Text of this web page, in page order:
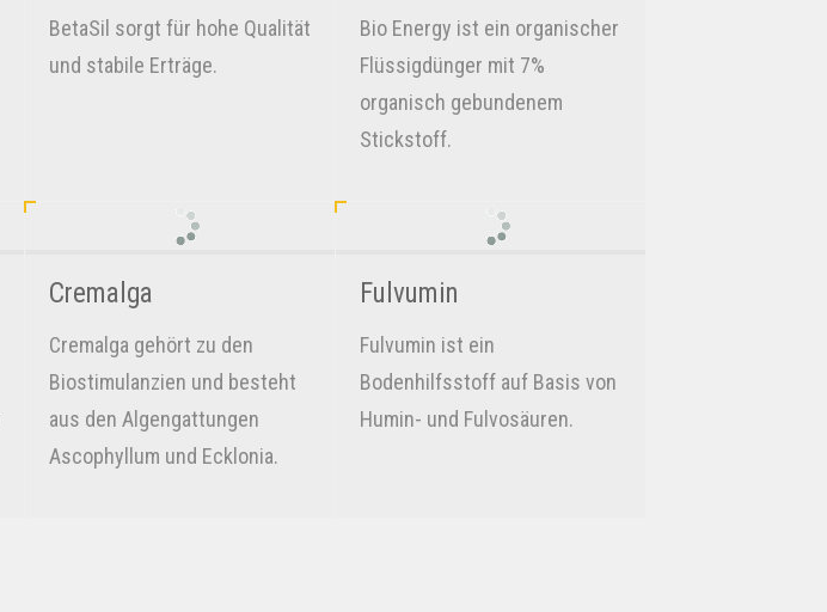
BetaSil sorgt für hohe Qualität
und stabile Erträge.
Bio Energy ist ein organischer
Flüssigdünger mit 7%
organisch gebundenem
Stickstoff.
Cremalga
Cremalga gehört zu den
Biostimulanzien und besteht
aus den Algengattungen
Ascophyllum und Ecklonia.
Fulvumin
Fulvumin ist ein
Bodenhilfsstoff auf Basis von
Humin- und Fulvosäuren.